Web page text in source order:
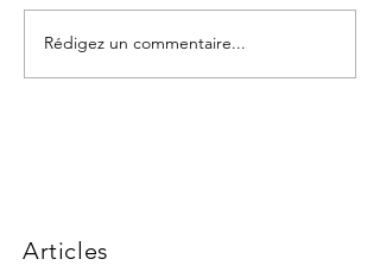
Rédigez un commentaire...
Articles